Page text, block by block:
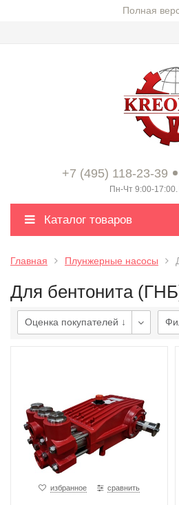
Полная
+7 (495) 118-23-39
Пн-Чт 9:00-
Каталог товаров
Главная Плунжерные насосы
Для бентонита
Оценка покупателей ↓
избранное сравнить